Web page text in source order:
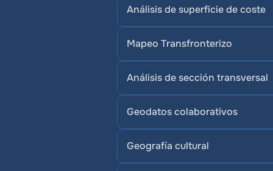
Análisis de superficie de coste
Mapeo Transfronterizo
Análisis de sección transversal
Geodatos colaborativos
Geografía cultural